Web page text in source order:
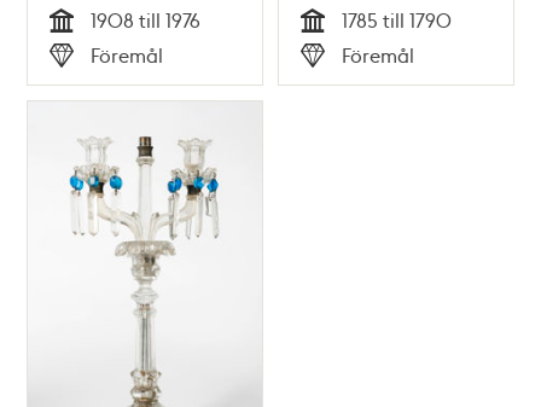
Tid
1908 till 1976
Typ
Föremål Tid
1785 till 1790
Typ
Föremål